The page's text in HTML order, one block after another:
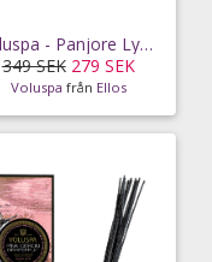
Voluspa - Panjore Lychee Mini Glass Jar 50 tim
349 SEK 279 SEK
Voluspa från Ellos